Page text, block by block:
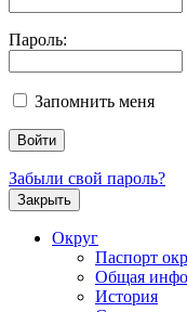
Пароль:
Запомнить меня
Забыли свой пароль?
Закрыть
Округ
Паспорт
Общая
История